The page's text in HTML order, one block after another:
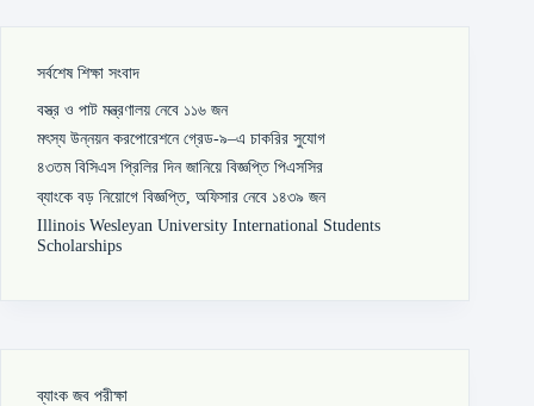
সর্বশেষ শিক্ষা সংবাদ
বস্ত্র ও পাট মন্ত্রণালয় নেবে ১১৬ জন
মৎস্য উন্নয়ন করপোরেশনে গ্রেড-৯–এ চাকরির সুযোগ
৪৩তম বিসিএস প্রিলির দিন জানিয়ে বিজ্ঞপ্তি পিএসসির
ব্যাংকে বড় নিয়োগে বিজ্ঞপ্তি, অফিসার নেবে ১৪৩৯ জন
Illinois Wesleyan University International Students
Scholarships
ব্যাংক জব পরীক্ষা